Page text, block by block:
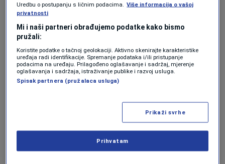
Forbes Slovenija
LIFESTYLE
školarci u Srbiji fizički aktivniji i
zbog čega je program Zdravo važan u
podizanju zdravijih generacija,
odgovaraju stručnjaci
Savjeti stručnjaka: Kako da se zdravo
hranimo na poslu
Forbes Srbija
Uredbu o postupanju s ličnim podacima.
Više informacija o vašoj
privatnosti
Mi i naši partneri obrađujemo podatke kako bismo
pružali:
Koristite podatke o tačnoj geolokaciji. Aktivno skenirajte karakteristike
uređaja radi identifikacije. Spremanje podataka i/ili pristupanje
podacima na uređaju. Prilagođeno oglašavanje i sadržaj, mjerenje
oglašavanja i sadržaja, istraživanje publike i razvoj usluga.
Spisak partnera (pružalaca usluga)
Prikaži svrhe
Prihvatam